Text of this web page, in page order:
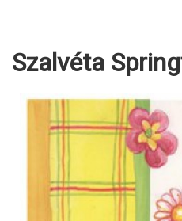
Szalvéta